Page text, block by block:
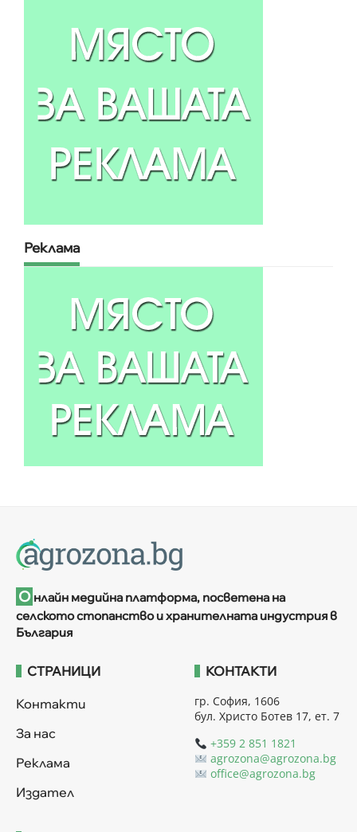
Реклама
О нлайн медийна платформа, посветена на
селското стопанство и хранителната индустрия в
България
СТРАНИЦИ
Контакти
За нас
Реклама
Издател
КОНТАКТИ
гр. София, 1606
бул. Христо Ботев 17, ет. 7
+359 2 851 1821
agrozona@agrozona.bg
office@agrozona.bg